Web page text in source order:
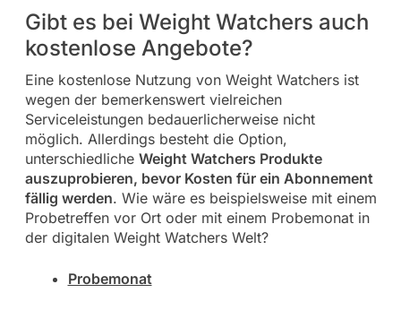
Gibt es bei Weight Watchers auch
kostenlose Angebote?
Eine kostenlose Nutzung von Weight Watchers ist
wegen der bemerkenswert vielreichen
Serviceleistungen bedauerlicherweise nicht
möglich. Allerdings besteht die Option,
unterschiedliche Weight Watchers Produkte
auszuprobieren, bevor Kosten für ein Abonnement
fällig werden. Wie wäre es beispielsweise mit einem
Probetreffen vor Ort oder mit einem Probemonat in
der digitalen Weight Watchers Welt?
Probemonat